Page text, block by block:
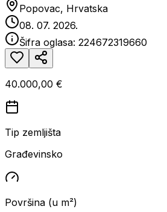
Popovac, Hrvatska
08. 07. 2026.
Šifra oglasa: 224672319660
40.000,00 €
Tip zemljišta
Građevinsko
Površina (u m²)